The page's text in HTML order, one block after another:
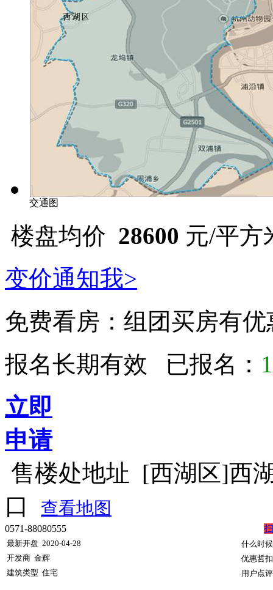
交通图
楼盘均价 28600 元/平方
变价通知我>
免费看房： 组团买房有
报名长期有效 已报名：
立即
申请
售楼处地址 [西湖区]西
口
查看地图
0571-88080555
最新开盘 2020-04-28
什么时
开发商 金辉
优惠哲扣
建筑类型 住宅 用户点评